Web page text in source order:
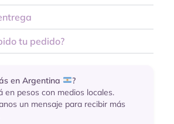
tu pedido?
en Argentina
?
en pesos con medios locales.
un mensaje para recibir más